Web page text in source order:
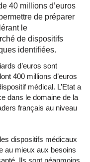
40 millions d’euros
de préparer
le
de dispositifs
identifiées.
d’euros sont
400 millions d’euros
médical. L’Etat a
dans le domaine de la
français au niveau
dispositifs médicaux
au mieux aux besoins
Ils sont néanmoins